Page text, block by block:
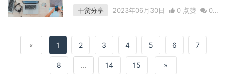
干货分享 2023年06月30日 0 点赞
0
« 1 2 3 4 5 6 7
8 ... 14 15 »